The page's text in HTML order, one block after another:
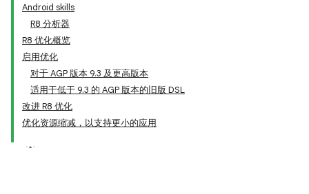
Android skills
R8 分析器
R8 优化概览
启用优化
对于 AGP 版本 9.3 及更高版本
适用于低于 9.3 的 AGP 版本的旧版 DSL
改进 R8 优化
优化资源缩减，以支持更小的应用